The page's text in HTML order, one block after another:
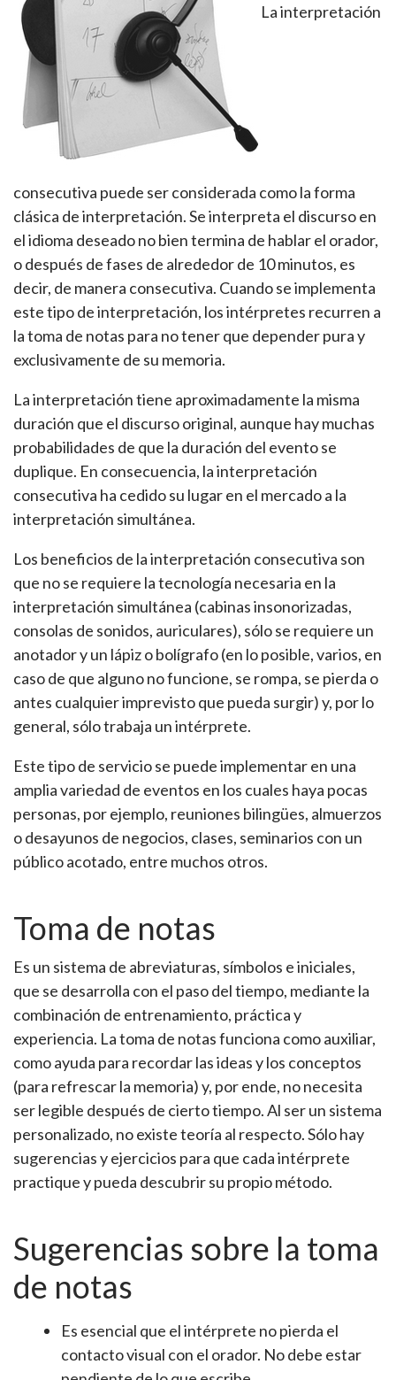
La interpretación
consecutiva puede ser considerada como la forma
clásica de interpretación. Se interpreta el discurso en
el idioma deseado no bien termina de hablar el orador,
o después de fases de alrededor de 10 minutos, es
decir, de manera consecutiva. Cuando se implementa
este tipo de interpretación, los intérpretes recurren a
la toma de notas para no tener que depender pura y
exclusivamente de su memoria.
La interpretación tiene aproximadamente la misma
duración que el discurso original, aunque hay muchas
probabilidades de que la duración del evento se
duplique. En consecuencia, la interpretación
consecutiva ha cedido su lugar en el mercado a la
interpretación simultánea.
Los beneficios de la interpretación consecutiva son
que no se requiere la tecnología necesaria en la
interpretación simultánea (cabinas insonorizadas,
consolas de sonidos, auriculares), sólo se requiere un
anotador y un lápiz o bolígrafo (en lo posible, varios, en
caso de que alguno no funcione, se rompa, se pierda o
antes cualquier imprevisto que pueda surgir) y, por lo
general, sólo trabaja un intérprete.
Este tipo de servicio se puede implementar en una
amplia variedad de eventos en los cuales haya pocas
personas, por ejemplo, reuniones bilingües, almuerzos
o desayunos de negocios, clases, seminarios con un
público acotado, entre muchos otros.
Toma de notas
Es un sistema de abreviaturas, símbolos e iniciales,
que se desarrolla con el paso del tiempo, mediante la
combinación de entrenamiento, práctica y
experiencia. La toma de notas funciona como auxiliar,
como ayuda para recordar las ideas y los conceptos
(para refrescar la memoria) y, por ende, no necesita
ser legible después de cierto tiempo. Al ser un sistema
personalizado, no existe teoría al respecto. Sólo hay
sugerencias y ejercicios para que cada intérprete
practique y pueda descubrir su propio método.
Sugerencias sobre la toma
de notas
Es esencial que el intérprete no pierda el
contacto visual con el orador. No debe estar